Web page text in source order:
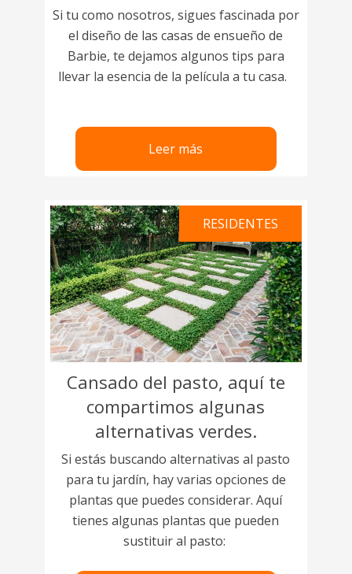
Si tu como nosotros, sigues fascinada por
el diseño de las casas de ensueño de
Barbie, te dejamos algunos tips para
llevar la esencia de la película a tu casa.
Leer más
RESIDENTES
Cansado del pasto, aquí te
compartimos algunas
alternativas verdes.
Si estás buscando alternativas al pasto
para tu jardín, hay varias opciones de
plantas que puedes considerar. Aquí
tienes algunas plantas que pueden
sustituir al pasto: